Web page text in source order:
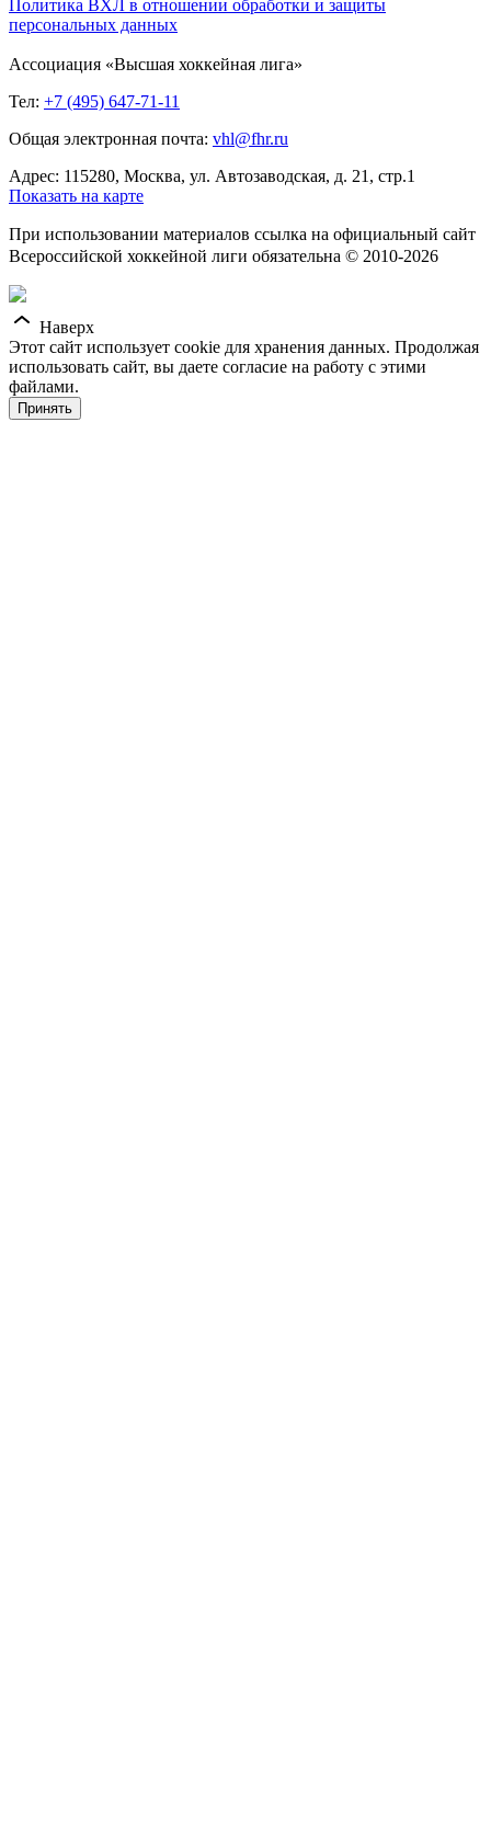
Политика ВХЛ в отношении обработки и защиты
персональных данных
Ассоциация «Высшая хоккейная лига»
Тел: +7 (495) 647-71-11
Общая электронная почта: vhl@fhr.ru
Адрес: 115280, Москва, ул. Автозаводская, д. 21, стр.1
Показать на карте
При использовании материалов ссылка на официальный сайт
Всероссийской хоккейной лиги обязательна © 2010-2026
Наверх
Этот сайт использует cookie для хранения данных. Продолжая
использовать сайт, вы даете согласие на работу с этими
файлами.
Принять